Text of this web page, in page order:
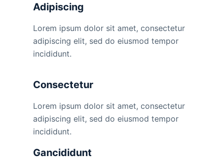
Adipiscing
Lorem ipsum dolor sit amet, consectetur
adipiscing elit, sed do eiusmod tempor
incididunt.
Consectetur
Lorem ipsum dolor sit amet, consectetur
adipiscing elit, sed do eiusmod tempor
incididunt.
Gancididunt